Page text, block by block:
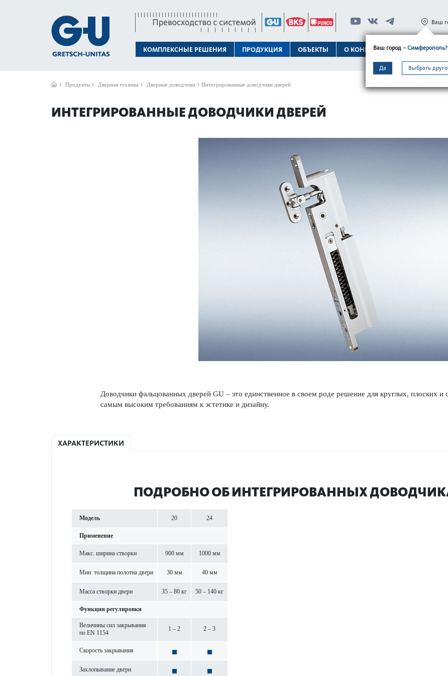
КОМПЛЕКСНЫЕ РЕШЕНИЯ ПРОДУКЦИЯ ОБЪЕКТЫ О КОНЦЕРНЕВаш город – Симферополь?
Да Выбрать
Ваш
Продукты Дверная техника Дверные доводчики Интегрированные доводчики дверей
ИНТЕГРИРОВАННЫЕ ДОВОДЧИКИ ДВЕРЕЙ
Довод­чики фальцованных дверей GU – это единственное в своем роде решение для круглых, плоских и
самым выс­оким требованиям к эсте­тике и дизайну.
ХАРАКТЕРИСТИКИ
ПОД­РОБНО ОБ ИНТЕГРИРО­ВАННЫХ
Модель 20 24
Применение
Макс. ширина створки 900 мм 1000 мм
Мин. толщина пол­отна двери 30 мм 40 мм
Масса створки двери 35 – 80 кг 50 – 140 кг
Функции регулировки
Величины сил закрывания
по EN 1154
1 – 2 2 – 3
Скор­ость закрывания
Захлопывание двери